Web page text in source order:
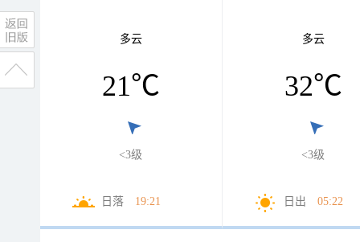
多云
21℃
<3级
日落 19:21
多云
32℃
<3级
日出 05:22